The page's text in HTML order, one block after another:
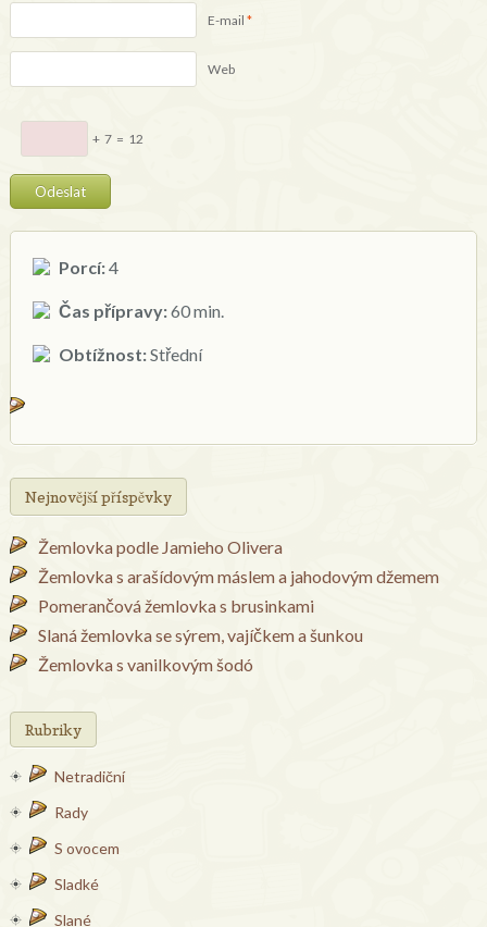
E-mail *
Web
+ 7 = 12
Porcí:4
Čas přípravy:60 min.
Obtížnost:Střední
Nejnovější příspěvky
Žemlovka podle Jamieho Olivera
Žemlovka s arašídovým máslem a jahodovým džemem
Pomerančová žemlovka s brusinkami
Slaná žemlovka se sýrem, vajíčkem a šunkou
Žemlovka s vanilkovým šodó
Rubriky
Netradiční
Rady
S ovocem
Sladké
Slané